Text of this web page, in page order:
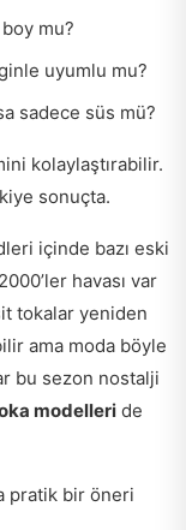
mu?
uyumlu mu?
sadece süs mü?
kolaylaştırabilir.
sonuçta.
içinde bazı eski
havası var
tokalar yeniden
ama moda böyle
bu sezon nostalji
modelleri de
pratik bir öneri